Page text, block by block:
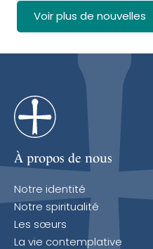
Voir plus de nouvelles
À propos de nous
Notre identité
Notre spiritualité
Les sœurs
La vie contemplative